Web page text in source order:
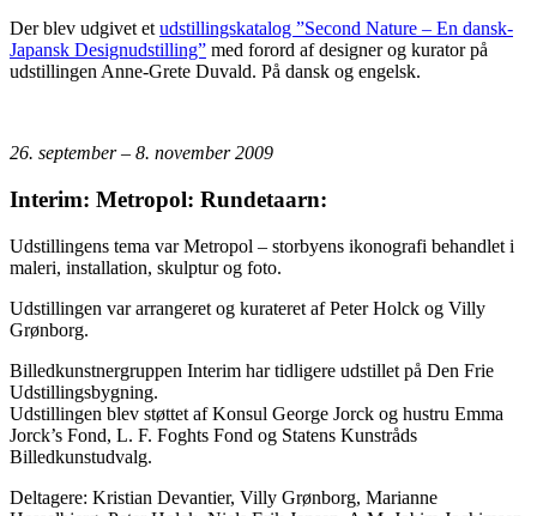
Der blev udgivet et udstillingskatalog ”Second Nature – En dansk-
Japansk Designudstilling” med forord af designer og kurator på
udstillingen Anne-Grete Duvald. På dansk og engelsk.
26. september – 8. november 2009
Interim: Metropol: Rundetaarn:
Udstillingens tema var Metropol – storbyens ikonografi behandlet i
maleri, installation, skulptur og foto.
Udstillingen var arrangeret og kurateret af Peter Holck og Villy
Grønborg.
Billedkunstnergruppen Interim har tidligere udstillet på Den Frie
Udstillingsbygning.
Udstillingen blev støttet af Konsul George Jorck og hustru Emma
Jorck’s Fond, L. F. Foghts Fond og Statens Kunstråds
Billedkunstudvalg.
Deltagere: Kristian Devantier, Villy Grønborg, Marianne